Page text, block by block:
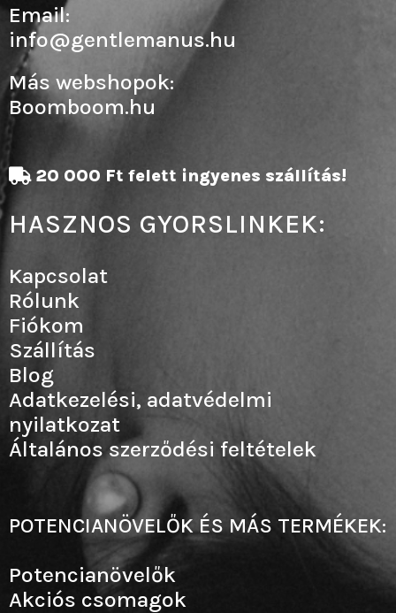
20 000 Ft felett ingyenes szállítás!
HASZNOS GYORSLINKEK:
Kapcsolat
Rólunk
Fiókom
Szállítás
Blog
Adatkezelési, adatvédelmi
nyilatkozat
Általános szerződési feltételek
POTENCIANÖVELŐK ÉS MÁS TERMÉKEK:
Potencianövelők
Akciós csomagok
Email:
info@gentlemanus.hu
Más webshopok:
Boomboom.hu